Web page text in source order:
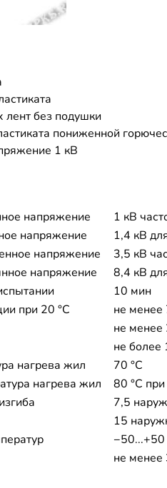
лент без подушки
пониженной
1 кВ
напряжение
1 кВ
напряжение
1,4 кВ
напряжение
3,5 кВ
напряжение
8,4 кВ
10 мин
при 20 °С
не
не
не более
нагрева жил
70 °C
нагрева жил
80 °C
7,5
15
−50...+50
не менее